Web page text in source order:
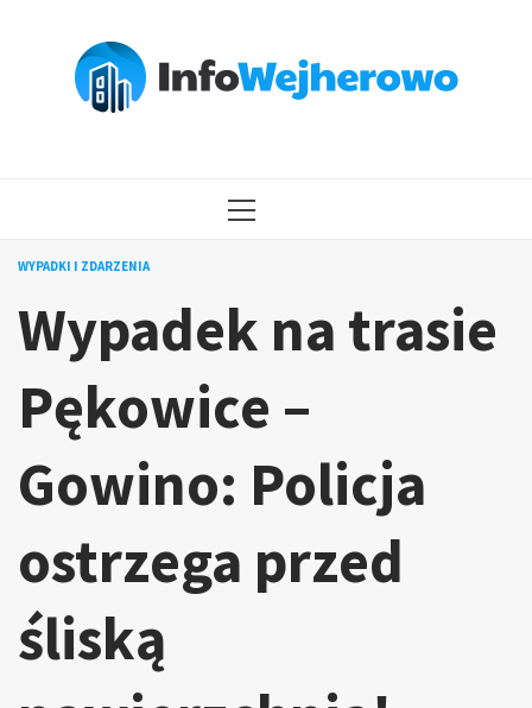
MENU
WYPADKI I ZDARZENIA
Wypadek na trasie
Pękowice –
Gowino: Policja
ostrzega przed
śliską